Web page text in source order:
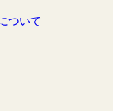
ついて